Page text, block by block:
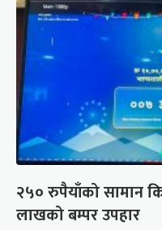
२५० रुपैयाँको सामान
लाखको बम्पर उपहार